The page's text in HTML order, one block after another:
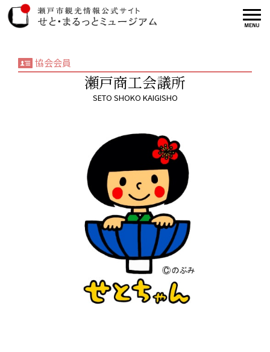
協会会員
瀬戸商工会議所
SETO SHOKO KAIGISHO